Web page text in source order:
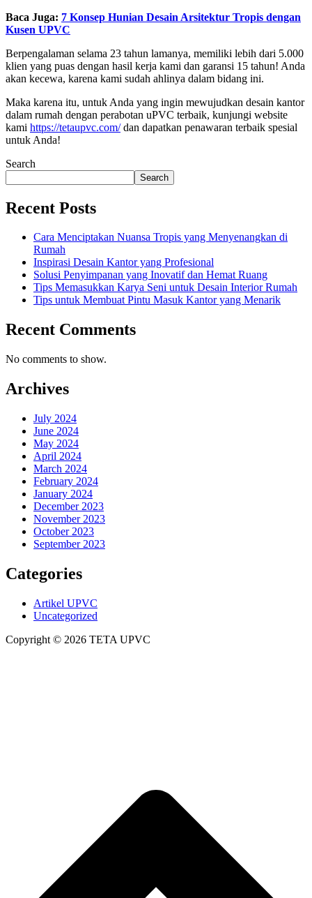
Baca Juga: 7 Konsep Hunian Desain Arsitektur Tropis dengan
Kusen UPVC
Berpengalaman selama 23 tahun lamanya, memiliki lebih dari 5.000
klien yang puas dengan hasil kerja kami dan garansi 15 tahun! Anda
akan kecewa, karena kami sudah ahlinya dalam bidang ini.
Maka karena itu, untuk Anda yang ingin mewujudkan desain kantor
dalam rumah dengan perabotan uPVC terbaik, kunjungi website
kami https://tetaupvc.com/dan dapatkan penawaran terbaik spesial
untuk Anda!
Search
Search
Recent Posts
Cara Menciptakan Nuansa Tropis yang Menyenangkan di
Rumah
Inspirasi Desain Kantor yang Profesional
Solusi Penyimpanan yang Inovatif dan Hemat Ruang
Tips Memasukkan Karya Seni untuk Desain Interior Rumah
Tips untuk Membuat Pintu Masuk Kantor yang Menarik
Recent Comments
No comments to show.
Archives
July 2024
June 2024
May 2024
April 2024
March 2024
February 2024
January 2024
December 2023
November 2023
October 2023
September 2023
Categories
Artikel UPVC
Uncategorized
Copyright © 2026 TETA UPVC